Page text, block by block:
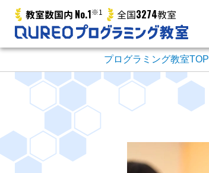
教室数国内 No.1※1 全国3274教室
プログラミング教室TOP